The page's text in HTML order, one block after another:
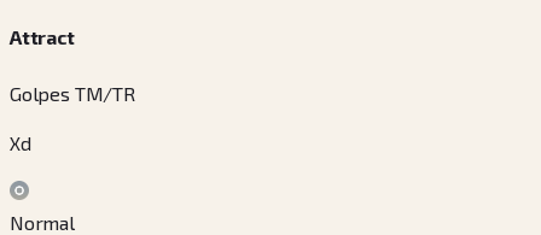
Attract
Golpes TM/TR
Xd
Normal